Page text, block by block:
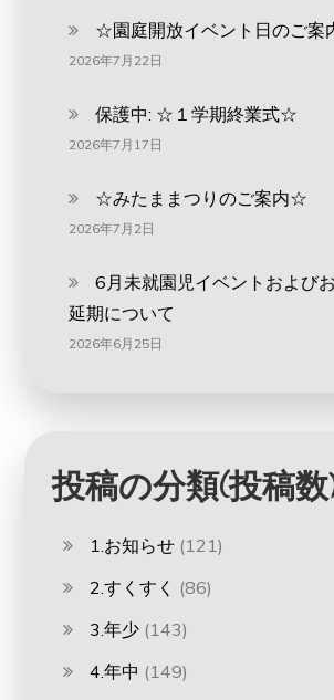
☆園庭開放イベント日のご
2026年7月22日
保護中: ☆１学期終業式☆
2026年7月17日
☆みたままつりのご案内☆
2026年7月2日
6月未就園児イベントおよび
延期について
2026年6月25日
投稿の分類(投稿
1.お知らせ (121)
2.すくすく (86)
3.年少 (143)
4.年中 (149)